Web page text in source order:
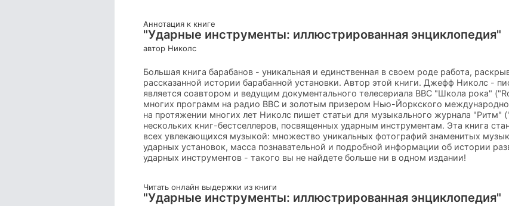
Аннотация к книге
"Ударные инструменты: иллюстрированная энциклопедия"
автор Николс
Большая книга барабанов - уникальная и единственная в своем роде работа,
рассказанной истории барабанной установки. Автор этой книги. Джефф Николс -
является соавтором и ведущим документального телесериала ВВС "Школа рока"
многих программ на радио ВВС и золотым призером Нью-Йоркского
на протяжении многих лет Николс пишет статьи для музыкального журнала "Ритм"
нескольких книг-бестселлеров, посвященных ударным инструментам. Эта книга
всех увлекающихся музыкой: множество уникальных фотографий знаменитых
ударных установок, масса познавательной и подробной информации об истории
ударных инструментов - такого вы не найдете больше ни в одном издании!
Читать онлайн выдержки из книги
"Ударные инструменты: иллюстрированная энциклопедия"